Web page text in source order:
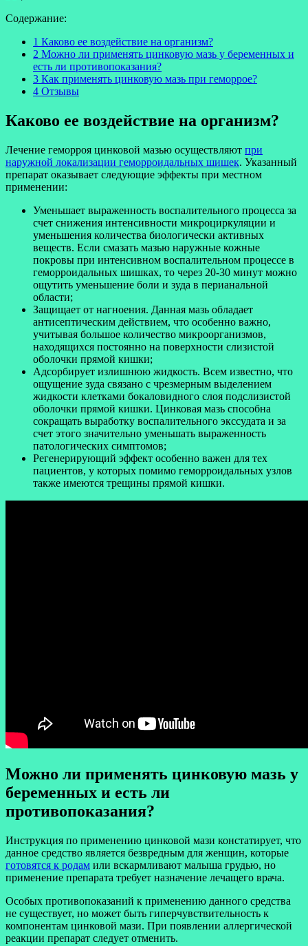
Содержание:
1 Каково ее воздействие на организм?
2 Можно ли применять цинковую мазь у беременных и
есть ли противопоказания?
3 Как применять цинковую мазь при геморрое?
4 Отзывы
Каково ее воздействие на организм?
Лечение геморроя цинковой мазью осуществляют при
наружной локализации геморроидальных шишек. Указанный
препарат оказывает следующие эффекты при местном
применении:
Уменьшает выраженность воспалительного процесса за
счет снижения интенсивности микроциркуляции и
уменьшения количества биологически активных
веществ. Если смазать мазью наружные кожные
покровы при интенсивном воспалительном процессе в
геморроидальных шишках, то через 20-30 минут можно
ощутить уменьшение боли и зуда в перианальной
области;
Защищает от нагноения. Данная мазь обладает
антисептическим действием, что особенно важно,
учитывая большое количество микроорганизмов,
находящихся постоянно на поверхности слизистой
оболочки прямой кишки;
Адсорбирует излишнюю жидкость. Всем известно, что
ощущение зуда связано с чрезмерным выделением
жидкости клетками бокаловидного слоя подслизистой
оболочки прямой кишки. Цинковая мазь способна
сокращать выработку воспалительного экссудата и за
счет этого значительно уменьшать выраженность
патологических симптомов;
Регенерирующий эффект особенно важен для тех
пациентов, у которых помимо геморроидальных узлов
также имеются трещины прямой кишки.
Можно ли применять цинковую мазь у
беременных и есть ли
противопоказания?
Инструкция по применению цинковой мази констатирует, что
данное средство является безвредным для женщин, которые
готовятся к родам или вскармливают малыша грудью, но
применение препарата требует назначение лечащего врача.
Особых противопоказаний к применению данного средства
не существует, но может быть гиперчувствительность к
компонентам цинковой мази. При появлении аллергической
реакции препарат следует отменить.